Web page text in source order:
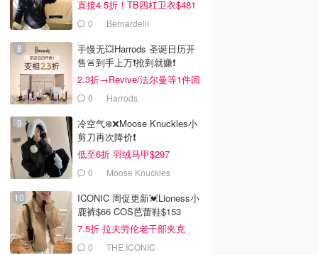
Monsters
你包挂件
$29.95
Peter Alexander 怪兽包
挂 绿色
Peter Alexander
直接4.5折！TB四杠卫衣$481
0 Bernardelli
手慢无💥Harrods 圣诞日历开
售🚨到手上万❗️抢到就赚❗️
2.3折→Revive/法尔曼等1件回
本！0 Harrods
冷空气❄️❌️Moose Knuckles小
剪刀再次降价❗️
低至6折 羽绒马甲$297
0 Moose Knuckles
ICONIC 周促更新💓Lioness小
鹿裤$66 COS芭蕾鞋$153
7.5折 拉夫劳伦老干部夹克
$4190 THE ICONIC